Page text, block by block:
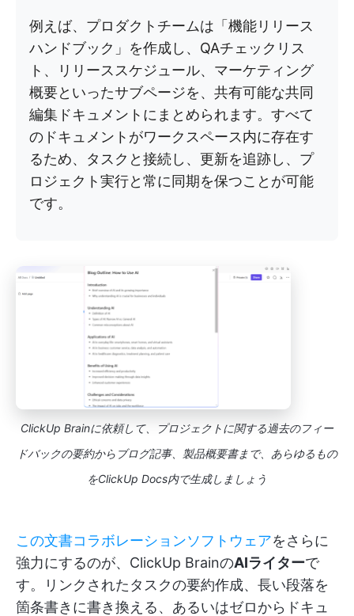
例えば、プロダクトチームは「機能リリース
ハンドブック」を作成し、QAチェックリス
ト、リリーススケジュール、マーケティング
概要といったサブページを、共有可能な共同
編集ドキュメントにまとめられます。すべて
のドキュメントがワークスペース内に存在す
るため、タスクと接続し、更新を追跡し、プ
ロジェクト実行と常に同期を保つことが可能
です。
ClickUp Brainに依頼して、プロジェクトに関する過去のフィー
ドバックの要約からブログ記事、製品概要書まで、あらゆるもの
をClickUp Docs内で生成しましょう
この文書コラボレーションソフトウェアをさらに
強力にするのが、ClickUp BrainのAIライターで
す。リンクされたタスクの要約作成、長い段落を
箇条書きに書き換える、あるいはゼロからドキュ